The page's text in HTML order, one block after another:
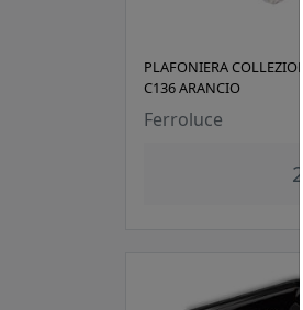
PLAFONIERA
C136 ARANCIO
Ferroluce